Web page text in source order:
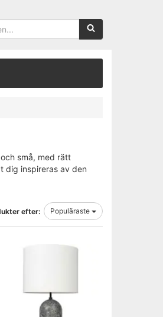
Sökfras:
små, med rätt
dig inspireras av den
efter: Populäraste